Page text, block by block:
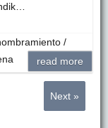
/
read more
Next »